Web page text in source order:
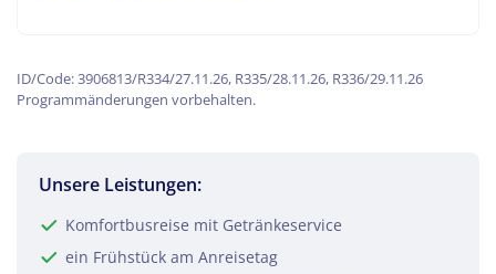
ID/Code: 3906813/R334/27.11.26, R335/28.11.26, R336/29.11.26
Programmänderungen vorbehalten.
Unsere Leistungen:
Komfortbusreise mit Getränkeservice
ein Frühstück am Anreisetag